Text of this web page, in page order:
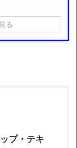
る
プ・テキ